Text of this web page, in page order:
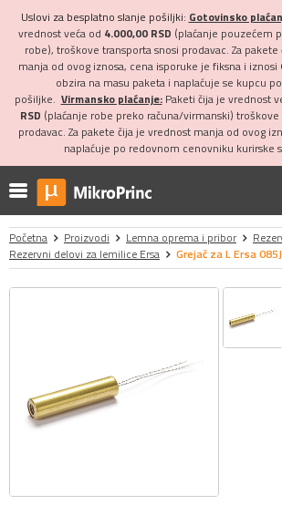
Uslovi za besplatno slanje pošiljki: Gotovinsko
vrednost veća od 4.000,00 RSD (plaćanje pouzećem
robe), troškove transporta snosi prodavac. Za
manja od ovog iznosa, cena isporuke je fiksna i iznosi
obzira na masu paketa i naplaćuje se kupcu
pošiljke. Virmansko plaćanje:Paketi čija je vrednost
RSD (plaćanje robe preko računa/virmanski) troškove
prodavac. Za pakete čija je vrednost manja od ovog
naplaćuje po redovnom cenovniku kurirske
Početna Proizvodi Lemna oprema i pribor
Rezervni delovi za lemilice Ersa
Grejač za L Ersa